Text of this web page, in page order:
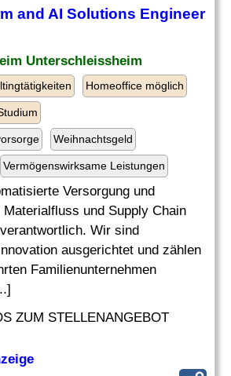
and AI Solutions Engineer
Unterschleissheim
Homeoffice möglich
Weihnachtsgeld
Vermögenswirksame Leistungen
Versorgung und
und Supply Chain
Wir sind
ausgerichtet und zählen
Familienunternehmen
ZUM STELLENANGEBOT